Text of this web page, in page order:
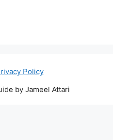
Policy
by Jameel Attari